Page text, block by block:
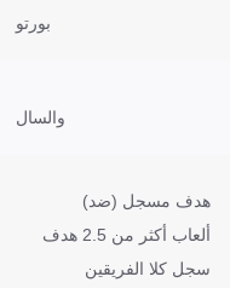
بورتو
والسال
هدف مسجل (ضد)
ألعاب أكثر من 2.5 هدف
سجل كلا الفريقين